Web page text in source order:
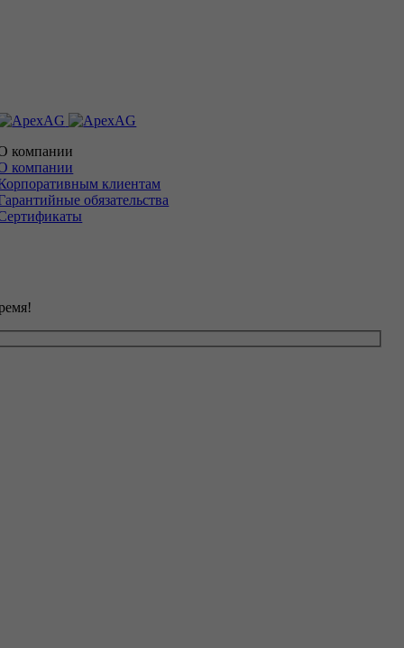
компании
компании
клиентам
обязательства